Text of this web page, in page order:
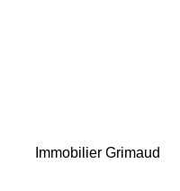
Immobilier Grimaud